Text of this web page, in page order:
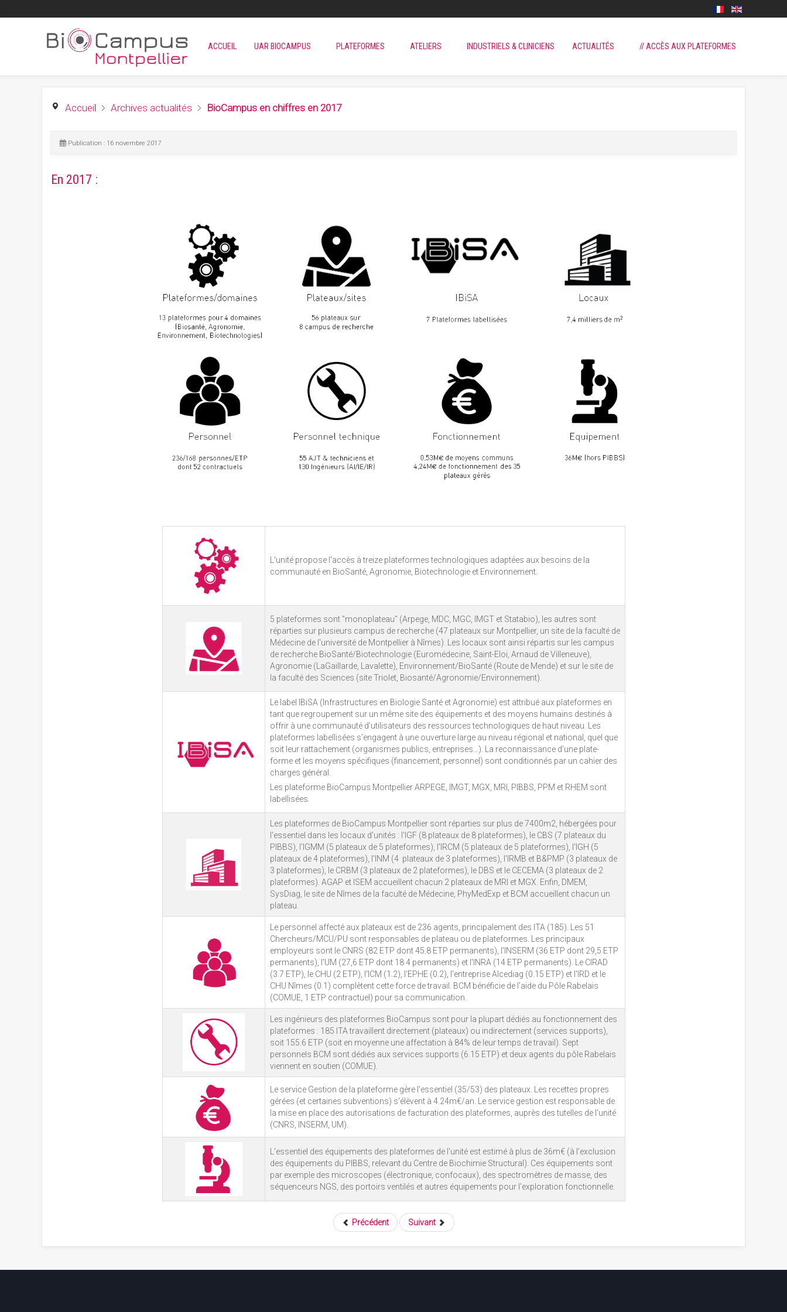
ACCUEIL UAR BIOCAMPUS PLATEFORMES ATELIERS INDUSTRIELS & CLINICIENS ACTUALITÉS // ACCÈS AUX PLATEFORMES
Accueil Archives actualités BioCampus en chiffres en 2017
Publication : 16 novembre 2017
En 2017 :
L'unité propose l'accès à treize plateformes technologiques adaptées aux besoins de la
communauté en BioSanté, Agronomie, Biotechnologie et Environnement.
5 plateformes sont "monoplateau" (Arpege, MDC, MGC, IMGT et Statabio), les autres sont
réparties sur plusieurs campus de recherche (47 plateaux sur Montpellier, un site de la faculté de
Médecine de l'université de Montpellier à Nîmes). Les locaux sont ainsi répartis sur les campus
de recherche BioSanté/Biotechnologie (Euromédecine, Saint-Eloi, Arnaud de Villeneuve),
Agronomie (LaGaillarde, Lavalette), Environnement/BioSanté (Route de Mende) et sur le site de
la faculté des Sciences (site Triolet, Biosanté/Agronomie/Environnement).
Le label IBiSA (Infrastructures en Biologie Santé et Agronomie) est attribué aux plateformes en
tant que regroupement sur un même site des équipements et des moyens humains destinés à
offrir à une communauté d’utilisateurs des ressources technologiques de haut niveau. Les
plateformes labellisées s’engagent à une ouverture large au niveau régional et national, quel que
soit leur rattachement (organismes publics, entreprises…). La reconnaissance d’une plate-
forme et les moyens spécifiques (financement, personnel) sont conditionnés par un cahier des
charges général.
Les plateforme BioCampus Montpellier ARPEGE, IMGT, MGX, MRI, PIBBS, PPM et RHEM sont
labellisées.
Les plateformes de BioCampus Montpellier sont réparties sur plus de 7400m2, hébergées pour
l'essentiel dans les locaux d'unités : l'IGF (8 plateaux de 8 plateformes), le CBS (7 plateaux du
PIBBS), l'IGMM (5 plateaux de 5 plateformes), l'IRCM (5 plateaux de 5 plateformes), l'IGH (5
plateaux de 4 plateformes), l'INM (4 plateaux de 3 plateformes), l'IRMB et B&PMP (3 plateaux de
3 plateformes), le CRBM (3 plateaux de 2 plateformes), le DBS et le CECEMA (3 plateaux de 2
plateformes). AGAP et ISEM accueillent chacun 2 plateaux de MRI et MGX. Enfin, DMEM,
SysDiag, le site de Nîmes de la faculté de Médecine, PhyMedExp et BCM accueillent chacun un
plateau.
Le personnel affecté aux plateaux est de 236 agents, principalement des ITA (185). Les 51
Chercheurs/MCU/PU sont responsables de plateau ou de plateformes. Les principaux
employeurs sont le CNRS (82 ETP dont 45.8 ETP permanents), l'INSERM (36 ETP dont 29,5 ETP
permanents), l'UM (27,6 ETP dont 18.4 permanents) et l'INRA (14 ETP permanents). Le CIRAD
(3.7 ETP), le CHU (2 ETP), l'ICM (1.2), l'EPHE (0.2), l'entreprise Alcediag (0.15 ETP) et l'IRD et le
CHU Nîmes (0.1) complètent cette force de travail. BCM bénéficie de l'aide du Pôle Rabelais
(COMUE, 1 ETP contractuel) pour sa communication.
Les ingénieurs des plateformes BioCampus sont pour la plupart dédiés au fonctionnement des
plateformes : 185 ITA travaillent directement (plateaux) ou indirectement (services supports),
soit 155.6 ETP (soit en moyenne une affectation à 84% de leur temps de travail). Sept
personnels BCM sont dédiés aux services supports (6.15 ETP) et deux agents du pôle Rabelais
viennent en soutien (COMUE).
Le service Gestion de la plateforme gère l'essentiel (35/53) des plateaux. Les recettes propres
gérées (et certaines subventions) s'élèvent à 4.24m€/an. Le service gestion est responsable de
la mise en place des autorisations de facturation des plateformes, auprès des tutelles de l'unité
(CNRS, INSERM, UM).
L'essentiel des équipements des plateformes de l'unité est estimé à plus de 36m€ (à l'exclusion
des équipements du PIBBS, relevant du Centre de Biochimie Structural). Ces équipements sont
par exemple des microscopes (électronique, confocaux), des spectromètres de masse, des
séquenceurs NGS, des portoirs ventilés et autres équipements pour l'exploration fonctionnelle.
Précédent Suivant